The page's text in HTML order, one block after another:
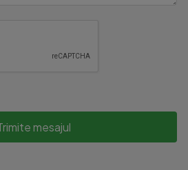
mesajul